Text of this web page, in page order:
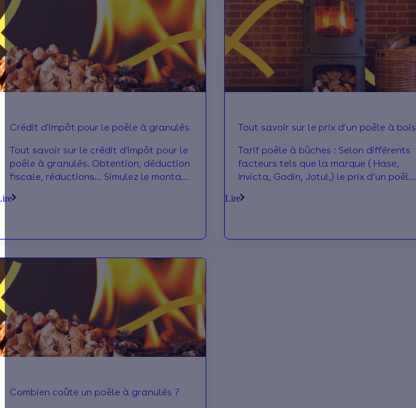
Crédit d'impôt pour le poêle à granulés
Tout savoir sur le crédit d'impôt pour le
poêle à granulés. Obtention, déduction
fiscale, réductions... Simulez le montant
Tout savoir sur le prix d’un poêle à bois
Tarif poêle à bûches : Selon différents
facteurs tels que la marque ( Hase,
Invicta, Godin, Jotul,) le prix d’un poêle
Lire
Combien coûte un poêle à granulés ?